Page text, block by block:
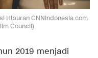
Hiburan CNNIndonesia.com
Council)
2019 menjadi